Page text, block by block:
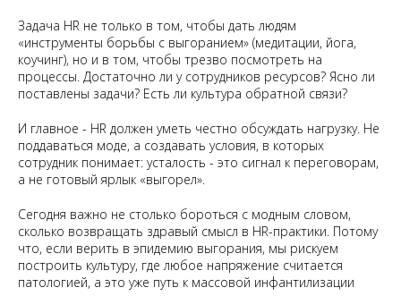
Задача HR не только в том, чтобы дать людям
«инструменты борьбы с выгоранием» (медитации, йога,
коучинг), но и в том, чтобы трезво посмотреть на
процессы. Достаточно ли у сотрудников ресурсов? Ясно ли
поставлены задачи? Есть ли культура обратной связи?
И главное - HR должен уметь честно обсуждать нагрузку. Не
поддаваться моде, а создавать условия, в которых
сотрудник понимает: усталость - это сигнал к переговорам,
а не готовый ярлык «выгорел».
Сегодня важно не столько бороться с модным словом,
сколько возвращать здравый смысл в HR-практики. Потому
что, если верить в эпидемию выгорания, мы рискуем
построить культуру, где любое напряжение считается
патологией, а это уже путь к массовой инфантилизации